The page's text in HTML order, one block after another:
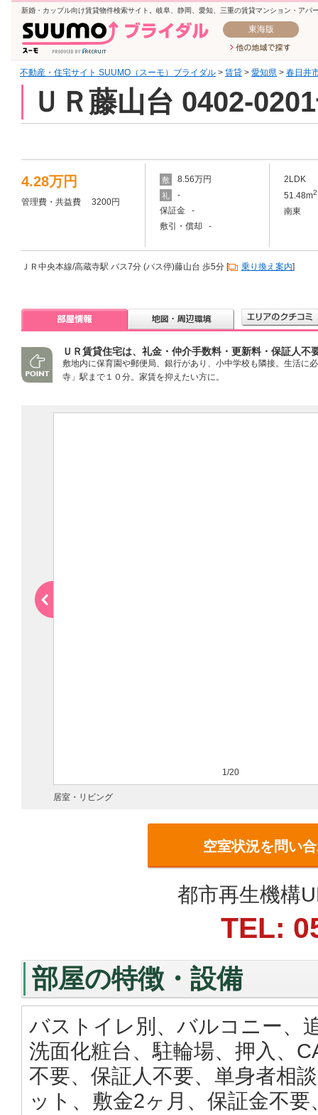
新婚・カップル向け賃貸物件検索サイト。岐阜、静岡、愛知、三重の賃貸マンション・アパ
東海版
不動産・住宅サイト SUUMO（スーモ）ブライダル > 賃貸 > 愛知県 > 春日井
ＵＲ藤山台 0402-
4.28万円
管理費・共益費 3200円
敷 8.56万円
礼
-
保証金 -
敷引・償却 -
2LDK
51.48m2
南東
ＪＲ中央本線/高蔵寺駅 バス7分 (バス停)藤山台 歩5分 [ 乗り換え案内]
ＵＲ賃貸住宅は、礼金・仲介手数料・更新料・保証人不
敷地内に保育園や郵便局、銀行があり、小中学校も隣接。生活に
寺」駅まで１０分。家賃を抑えたい方に。
1/20
居室・リビング
空室状況を問い
都市再生機構
TEL:
部屋の特徴・設備
バストイレ別、バルコニー、
洗面化粧台、駐輪場、押入、
不要、保証人不要、単身者相
ット、敷金2ヶ月、保証金不